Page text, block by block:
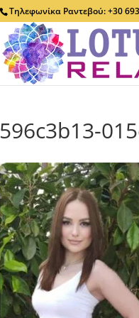
Τηλεφωνίκα Ραντεβού: +30
596c3b13-